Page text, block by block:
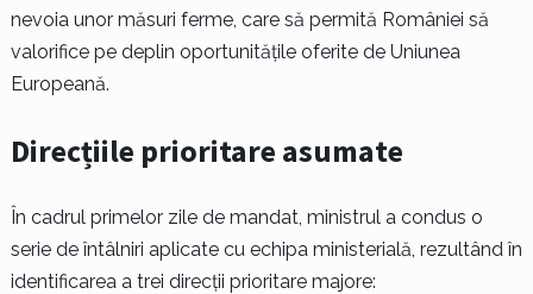
nevoia unor măsuri ferme, care să permită României să
valorifice pe deplin oportunitățile oferite de Uniunea
Europeană.
Direcțiile prioritare asumate
În cadrul primelor zile de mandat, ministrul a condus o
serie de întâlniri aplicate cu echipa ministerială, rezultând în
identificarea a trei direcții prioritare majore: